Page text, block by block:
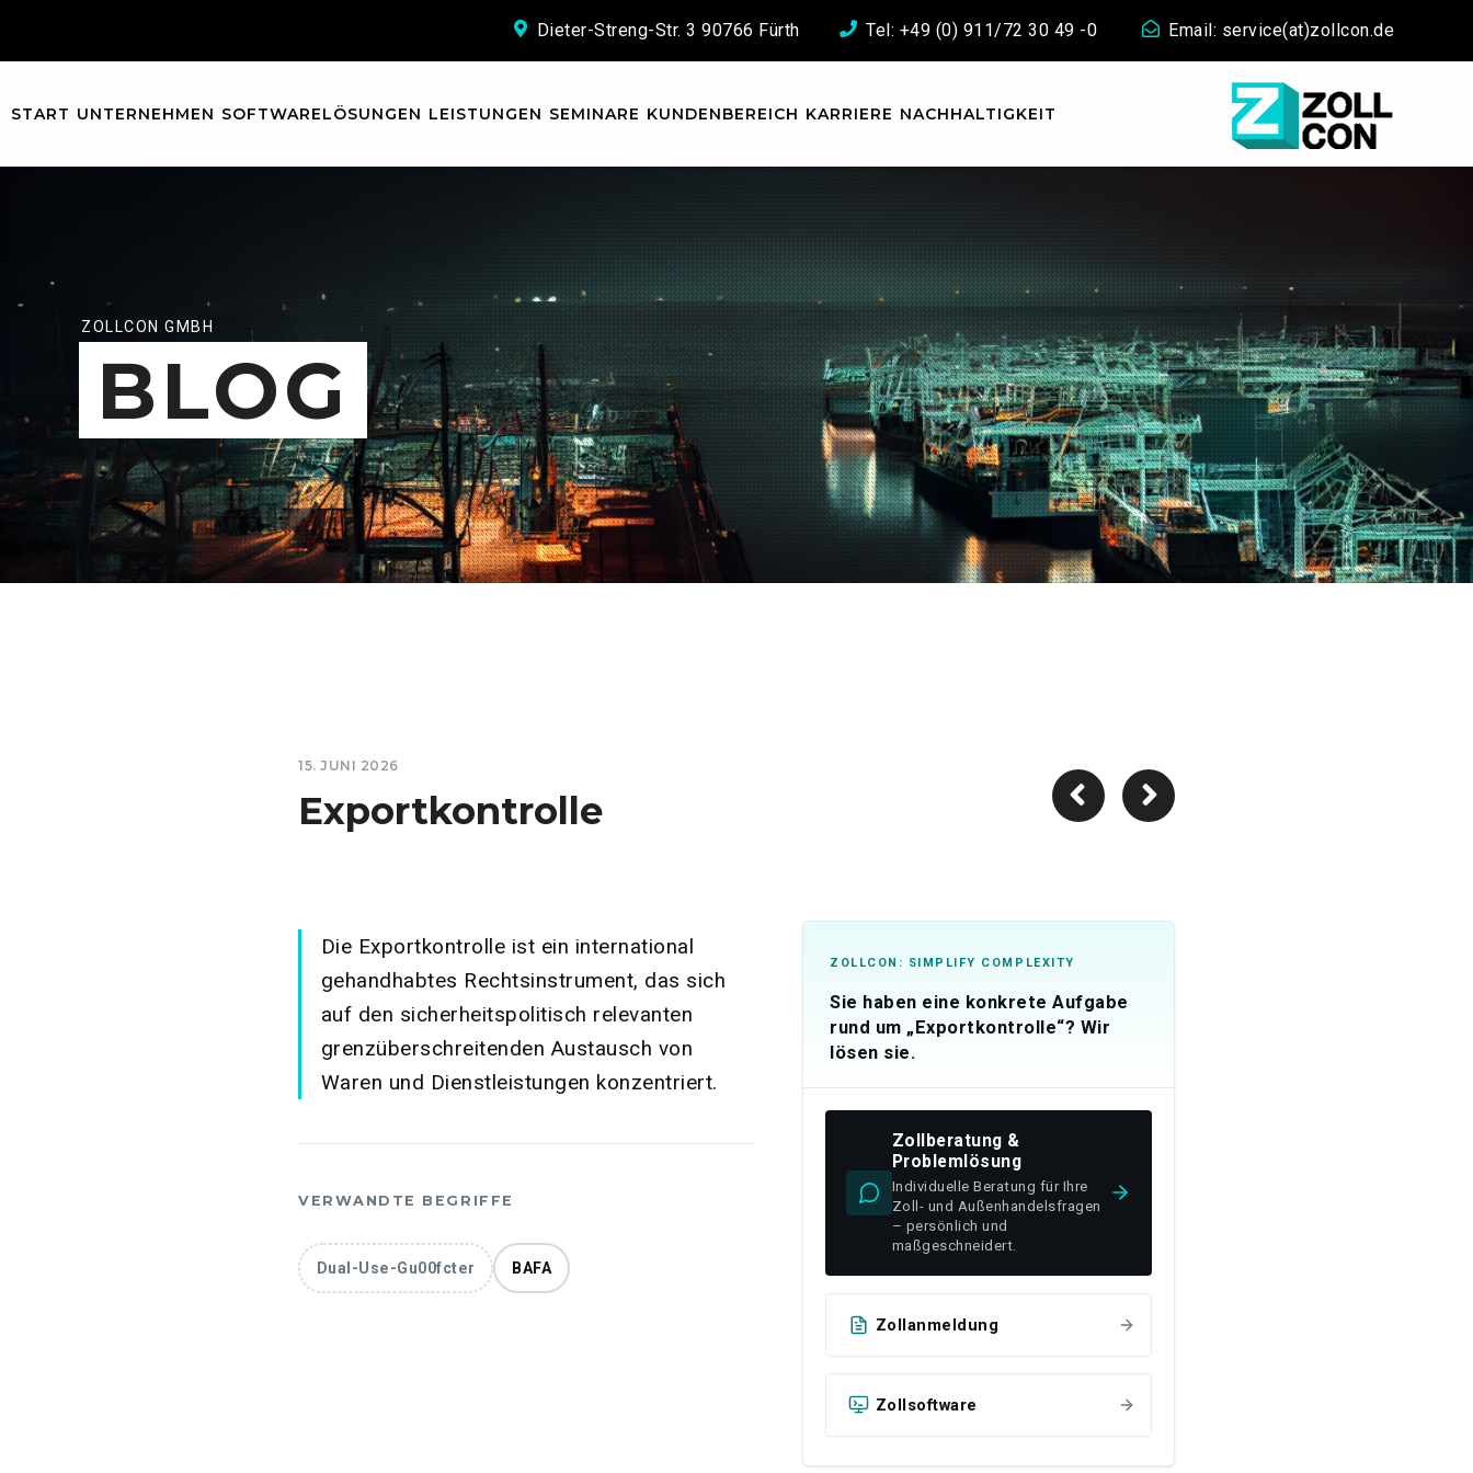
Dieter-Streng-Str. 3 90766 Fürth Tel: +49 (0) 911/72 30 49 -0 Email: service(at)zollcon.de
START UNTERNEHMEN SOFTWARELÖSUNGEN LEISTUNGEN SEMINARE KUNDENBEREICH KARRIERE NACHHALTIGKEIT
ZOLLCON GMBH
BLOG
15. JUNI 2026
Exportkontrolle
Die Exportkontrolle ist ein international
gehandhabtes Rechtsinstrument, das sich
auf den sicherheitspolitisch relevanten
grenzüberschreitenden Austausch von
Waren und Dienstleistungen konzentriert.
VERWANDTE BEGRIFFE
Dual-Use-Gu00fcter BAFA
ZOLLCON: SIMPLIFY COMPLEXITY
Sie haben eine konkrete Aufgabe
rund um „Exportkontrolle“? Wir
lösen sie.
Zollberatung &
Problemlösung
Individuelle Beratung für Ihre
Zoll- und Außenhandelsfragen
– persönlich und
maßgeschneidert.
Zollanmeldung
Zollsoftware